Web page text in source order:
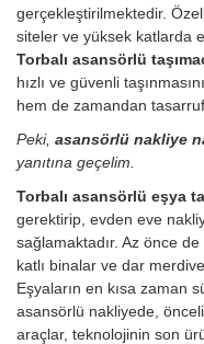
gerçekleştirilmektedir.
siteler ve yüksek katlarda
Torbalı asansörlü
hızlı ve güvenli
hem de zamandan
Peki, asansörlü nakliye
yanıtına geçelim.
Torbalı asansörlü eşya
gerektirip, evden eve
sağlamaktadır. Az önce
katlı binalar ve dar
Eşyaların en kısa zaman
asansörlü nakliyede,
araçlar, teknolojinin son